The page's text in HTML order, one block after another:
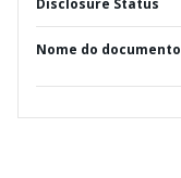
Disclosure Status
Nome do documento